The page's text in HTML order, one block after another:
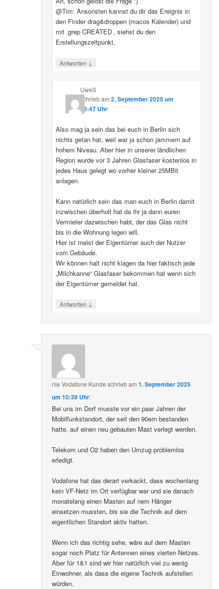
@Tim: Ansonsten kannst du dir das Ereignis in
den Finder drag&droppen (macos Kalender) und
mit ‚grep CREATED ‚ siehst du den
Erstellungszeitpunkt.
Antworten ↓
UweS
schriebam 2. September 2025 um
13:47 Uhr:
Also mag ja sein das bei euch in Berlin sich
nichts getan hat, weil war ja schon jammern auf
hohem Niveau. Aber hier in unserer ländlichen
Region wurde vor 3 Jahren Glasfaser kostenlos in
jedes Haus gelegt wo vorher kleiner 25MBit
anlagen.
Kann natürlich sein das man euch in Berlin damit
inzwischen überholt hat da ihr ja dann euren
Vermieter dazwischen habt, der das Glas nicht
bis in die Wohnung legen will.
Hier ist meist der Eigentümer auch der Nutzer
vom Gebäude.
Wir können halt nicht klagen da hier faktisch jede
„Milchkanne“ Glasfaser bekommen hat wenn sich
der Eigentümer gemeldet hat.
Antworten ↓
nie Vodafone Kunde schriebam1. September 2025
um 10:39 Uhr:
Bei uns im Dorf musste vor ein paar Jahren der
Mobilfunkstandort, der seit den 90ern bestanden
hatte, auf einen neu gebauten Mast verlegt werden.
Telekom und O2 haben den Umzug problemlos
erledigt.
Vodafone hat das derart verkackt, dass wochenlang
kein VF-Netz im Ort verfügbar war und sie danach
monatelang einen Masten auf nem Hänger
einsetzen mussten, bis sie die Technik auf dem
eigentlichen Standort aktiv hatten.
Wenn ich das richtig sehe, wäre auf dem Masten
sogar noch Platz für Antennen eines vierten Netzes.
Aber für 1&1 sind wir hier natürlich viel zu wenig
Einwohner, als dass die eigene Technik aufstellen
würden.